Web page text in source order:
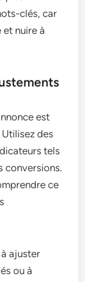
clés, car
nuire à
est
des
tels
conversions.
ce
ajuster
ou à